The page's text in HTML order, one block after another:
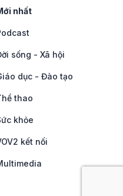
nhất
sống - Xã hội
dục - Đào tạo
thao
khỏe
kết nối